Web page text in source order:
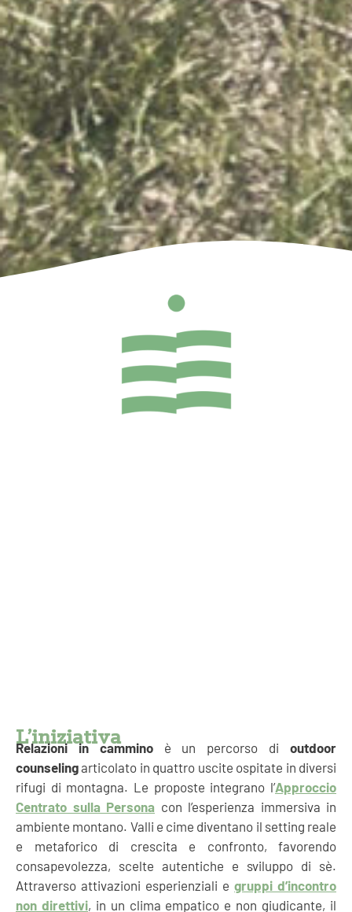
L’iniziativa
Relazioni in camminoè un percorso dioutdoor
counselingarticolato in quattro uscite ospitate in diversi
rifugi di montagna. Le proposte integrano l’Approccio
Centrato sulla Persona con l’esperienza immersiva in
ambiente montano. Valli e cime diventano il setting reale
e metaforico di crescita e confronto, favorendo
consapevolezza, scelte autentiche e sviluppo di sè.
Attraverso attivazioni esperienziali e gruppi d’incontro
non direttivi, in un clima empatico e non giudicante, il